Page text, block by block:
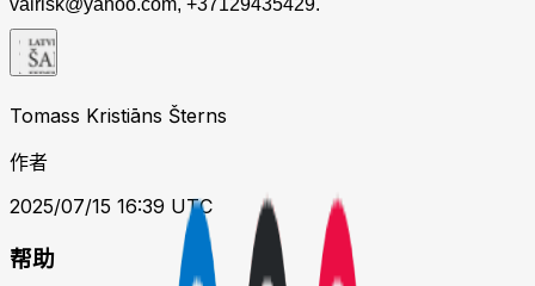
vairisk@yahoo.com, ‪+37129435429.
Tomass Kristiāns Šterns
作者
2025/07/15 16:39 UTC
帮助